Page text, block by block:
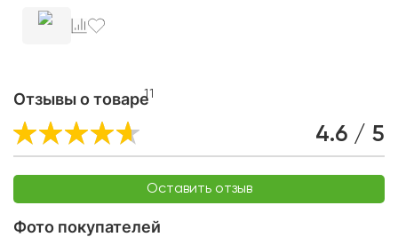
Отзывы о товаре11
4.6 / 5
Оставить отзыв
Фото покупателей